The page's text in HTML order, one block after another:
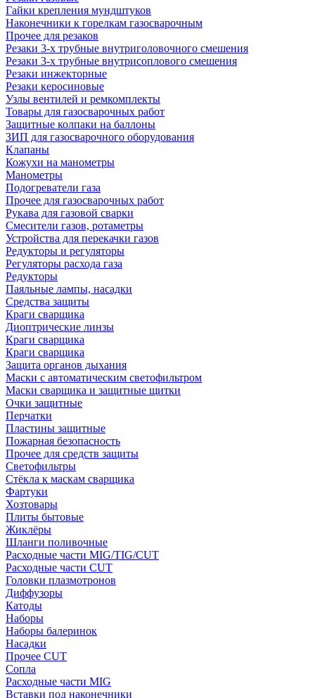
Гайки крепления мундштуков
Наконечники к горелкам газосварочным
Прочее для резаков
Резаки 3-х трубные внутриголовочного смешения
Резаки 3-х трубные внутрисоплового смешения
Резаки инжекторные
Резаки керосиновые
Узлы вентилей и ремкомплекты
Товары для газосварочных работ
Защитные колпаки на баллоны
ЗИП для газосварочного оборудования
Клапаны
Кожухи на манометры
Манометры
Подогреватели газа
Прочее для газосварочных работ
Рукава для газовой сварки
Смесители газов, ротаметры
Устройства для перекачки газов
Редукторы и регуляторы
Регуляторы расхода газа
Редукторы
Паяльные лампы, насадки
Средства защиты
Краги сварщика
Диоптрические линзы
Краги сварщика
Краги сварщика
Защита органов дыхания
Маски с автоматическим светофильтром
Маски сварщика и защитные щитки
Очки защитные
Перчатки
Пластины защитные
Пожарная безопасность
Прочее для средств защиты
Светофильтры
Стёкла к маскам сварщика
Фартуки
Хозтовары
Плиты бытовые
Жиклёры
Шланги поливочные
Расходные части MIG/TIG/CUT
Расходные части CUT
Головки плазмотронов
Диффузоры
Катоды
Наборы
Наборы балеринок
Насадки
Прочее CUT
Сопла
Расходные части MIG
Вставки под наконечники